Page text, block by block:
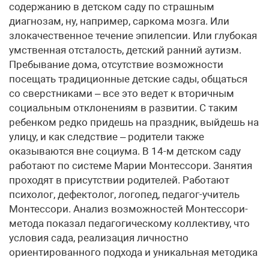
содержанию в детском саду по страшным
диагнозам, ну, например, саркома мозга. Или
злокачественное течение эпилепсии. Или глубокая
умственная отсталость, детский ранний аутизм.
Пребывание дома, отсутствие возможности
посещать традиционные детские сады, общаться
со сверстниками – все это ведет к вторичным
социальным отклонениям в развитии. С таким
ребенком редко придешь на праздник, выйдешь на
улицу, и как следствие – родители также
оказываются вне социума. В 14-м детском саду
работают по системе Марии Монтессори. Занятия
проходят в присутствии родителей. Работают
психолог, дефектолог, логопед, педагог-учитель
Монтессори. Анализ возможностей Монтессори-
метода показал педагогическому коллективу, что
условия сада, реализация личностно
ориентированного подхода и уникальная методика